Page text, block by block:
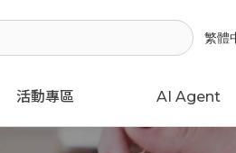
繁體
活動專區 AI Agent